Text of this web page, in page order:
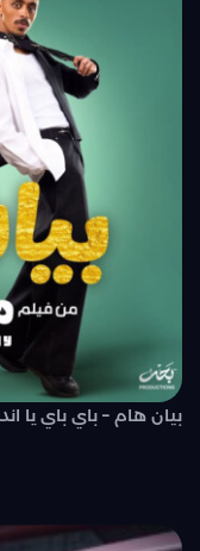
بيان هام – باي باي يا